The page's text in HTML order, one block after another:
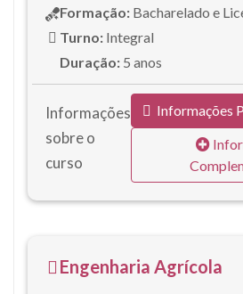
Formação: Bacharelado e
Turno: Integral
Duração: 5 anos
Informações
sobre o
curso
Informações
Engenharia Agrícola